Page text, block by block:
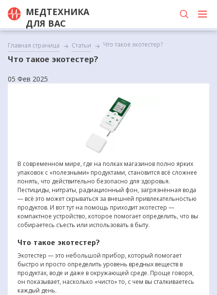
МЕДТЕХНИКА
ДЛЯ ВАС
Главная страница Статьи Что такое экотестер?
Что такое экотестер?
05 Фев 2025
В современном мире, где на полках магазинов полно ярких
упаковок с «полезными» продуктами, становится всё сложнее
понять, что действительно безопасно для здоровья.
Пестициды, нитраты, радиационный фон, загрязнённая вода
— всё это может скрываться за внешней привлекательностью
продуктов. И вот тут на помощь приходит экотестер —
компактное устройство, которое помогает определить, что вы
собираетесь съесть или использовать в быту.
Что такое экотестер?
Экотестер — это небольшой прибор, который помогает
быстро и просто определить уровень вредных веществ в
продуктах, воде и даже в окружающей среде. Проще говоря,
он показывает, насколько «чисто» то, с чем вы сталкиваетесь
каждый день.